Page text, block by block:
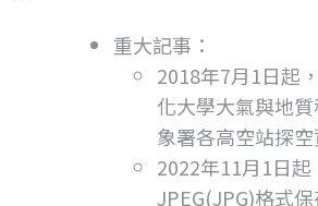
重大記事：
2018年7月1日起
化大學大氣與地
象署各高空站探
2022年11月1日
JPEG(JPG)格式保